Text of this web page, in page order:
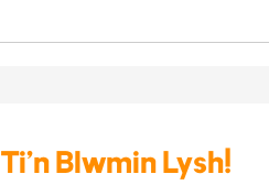
Ti'n Blwmin Lysh!